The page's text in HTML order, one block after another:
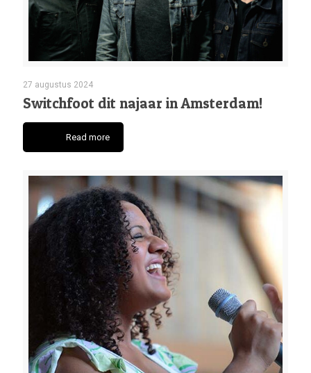
27 augustus 2024
Switchfoot dit najaar in Amsterdam!
Read more